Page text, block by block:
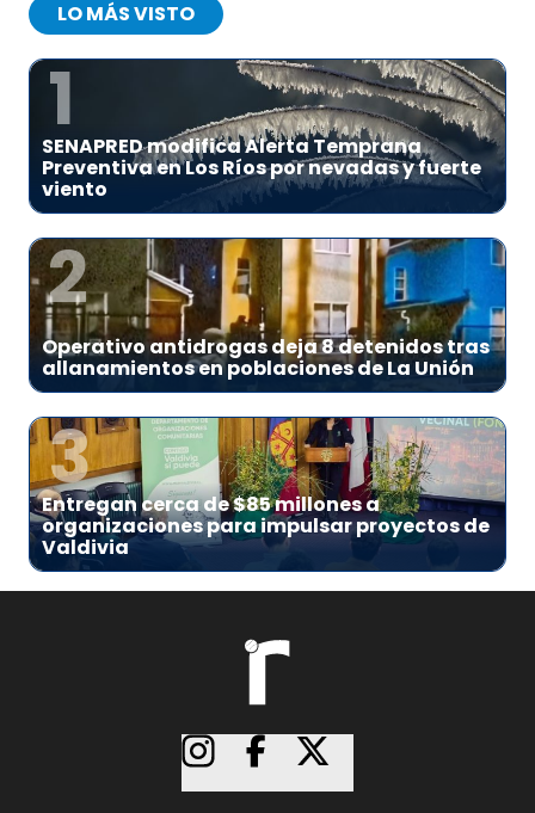
LO MÁS VISTO
1
SENAPRED modifica Alerta Temprana
Preventiva en Los Ríos por nevadas y fuerte
viento
2
Operativo antidrogas deja 8 detenidos tras
allanamientos en poblaciones de La Unión
3
Entregan cerca de $85 millones a
organizaciones para impulsar proyectos de
Valdivia